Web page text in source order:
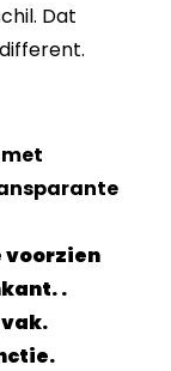
Dat
voorzien
.
vak.